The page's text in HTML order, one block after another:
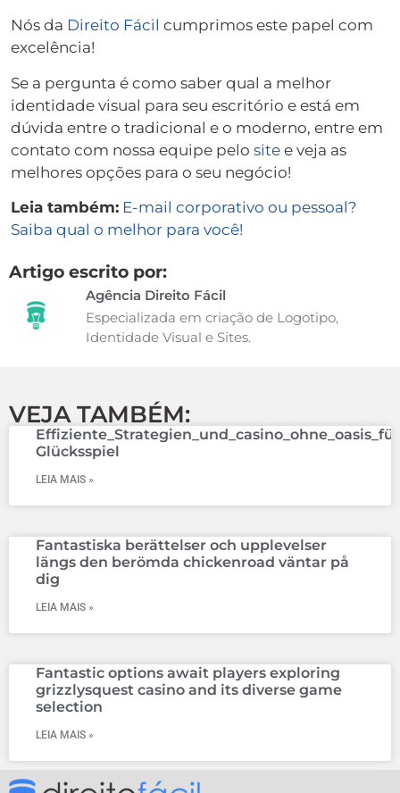
Nós da Direito Fácil cumprimos este papel com
excelência!
Se a pergunta é como saber qual a melhor
identidade visual para seu escritório e está em
dúvida entre o tradicional e o moderno, entre em
contato com nossa equipe pelo site e veja as
melhores opções para o seu negócio!
Leia também: E-mail corporativo ou pessoal?
Saiba qual o melhor para você!
Artigo escrito por:
Agência Direito Fácil
Especializada em criação de Logotipo,
Identidade Visual e Sites.
VEJA TAMBÉM:
Glücksspiel
LEIA MAIS »
Fantastiska berättelser och upplevelser
längs den berömda chickenroad väntar på
dig
LEIA MAIS »
Fantastic options await players exploring
grizzlysquest casino and its diverse game
selection
LEIA MAIS »